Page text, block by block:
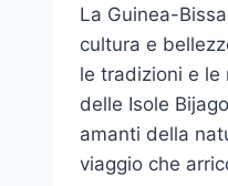
La Guinea-
cultura e
le tradizioni e le
delle Isole
amanti della
viaggio che